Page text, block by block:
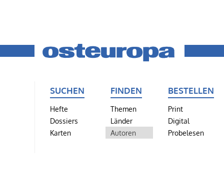
SUCHEN
Hefte
Dossiers
Karten
FINDEN
Themen
Länder
Autoren
BESTELLEN
Print
Digital
Probelesen